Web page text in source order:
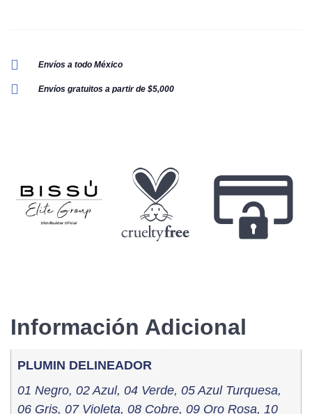
Envíos a todo México
Envíos gratuitos a partir de $5,000
Información Adicional
PLUMIN DELINEADOR
01 Negro, 02 Azul, 04 Verde, 05 Azul Turquesa,
06 Gris, 07 Violeta, 08 Cobre, 09 Oro Rosa, 10